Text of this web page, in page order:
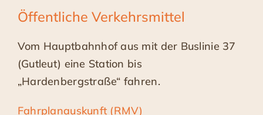
Öffentliche Verkehrsmittel
Vom Hauptbahnhof aus mit der Buslinie 37
(Gutleut) eine Station bis
„Hardenbergstraße“ fahren.
Fahrplanauskunft (RMV)